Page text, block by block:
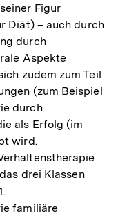
Figur
Diät) – auch durch
durch
Aspekte
zudem zum Teil
(zum Beispiel
durch
als Erfolg (im
wird.
drei Klassen
familiäre